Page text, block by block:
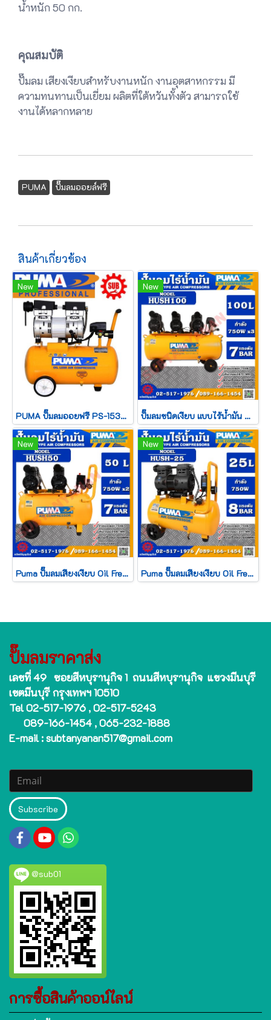
น้ำหนัก 50 กก.
คุณสมบัติ
ปั๊มลม เสียงเงียบสำหรับงานหนัก งานอุตสาหกรรม มี
ความทนทานเป็นเยี่ยม ผลิตที่ใต้หวันทั้งตัว สามารถใช้
งานได้หลากหลาย
PUMA ปั๊มลมออยล์ฟรี
สินค้าเกี่ยวข้อง
New
PUMA ปั๊มลมออยฟรี PS-1530 1มอเตอร์ 1HP 24L สีเหลือง
New
ปั๊มลมชนิดเงียบ แบบไร้น้ำมัน PUMA HUSH 100 ขนาด 100 ลิตร 3HP 750W.x3 3มอเตอร์
New
Puma ปั๊มลมเสียงเงียบ Oil Free รุ่น HUSH-50 50ลิตร 750W x2 2มอเตอร์
New
Puma ปั๊มลมเสียงเงียบ Oil Free รุ่น HUSH-25 25ลิตร 750W 1มอเตอร์
ปั๊มลมราคาส่ง
เลขที่ 49 ซอยสีหบุรานุกิจ 1 ถนนสีหบุรานุกิจ แขวงมีนบุรี
เขตมีนบุรี กรุงเทพฯ 10510
Tel 02-517-1976 , 02-517-5243
089-166-1454 , 065-232-1888
E-mail : subtanyanan517@gmail.com
Subscribe
@sub01
การซื้อสินค้าออน์ไลน์